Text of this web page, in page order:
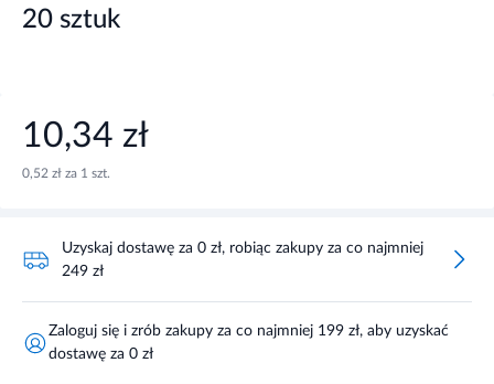
20 sztuk
10,34 zł
0,52 zł za 1 szt.
Uzyskaj dostawę za 0 zł, robiąc zakupy za co najmniej
249 zł
Zaloguj się i zrób zakupy za co najmniej 199 zł, aby uzyskać
dostawę za 0 zł